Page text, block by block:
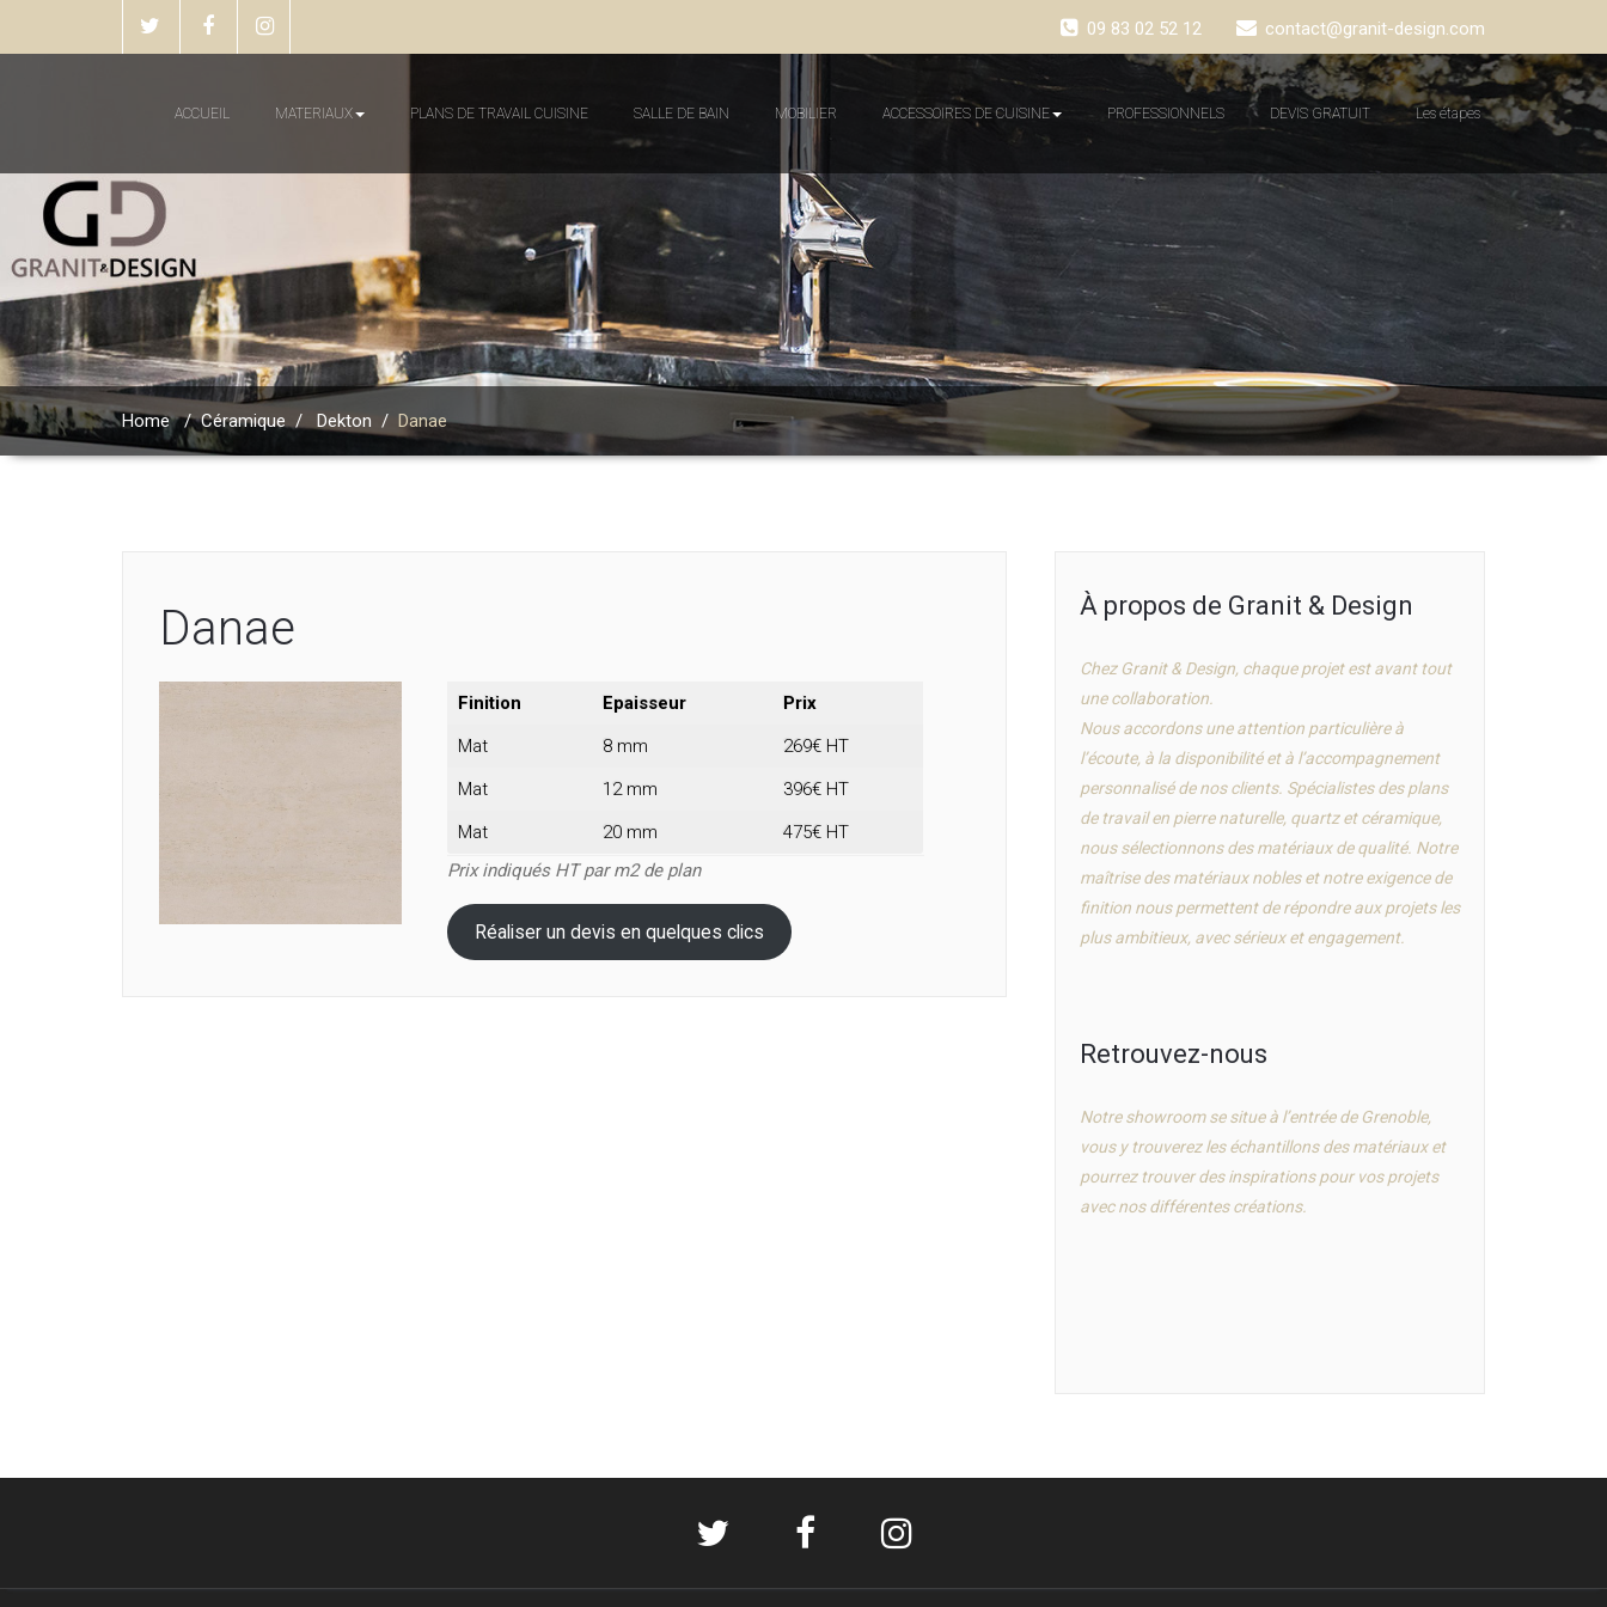
09 83 02 52 12 contact@granit-design.com
ACCUEIL MATERIAUX PLANS DE TRAVAIL CUISINE SALLE DE BAIN MOBILIER ACCESSOIRES DE CUISINE PROFESSIONNELS DEVIS GRATUIT Les étapes
Home/Céramique/ Dekton / Danae
Danae
Finition Epaisseur
Prix
Mat
8 mm
269€ HT
Mat
12 mm
396€ HT
Mat
20 mm
475€ HT
Prix indiqués HT par m2 de plan
Réaliser un devis en quelques clics
À propos de Granit & Design
Chez Granit & Design, chaque projet est avant tout
une collaboration.
Nous accordons une attention particulière à
l’écoute, à la disponibilité et à l’accompagnement
personnalisé de nos clients. Spécialistes des plans
de travail en pierre naturelle, quartz et céramique,
nous sélectionnons des matériaux de qualité. Notre
maîtrise des matériaux nobles et notre exigence de
finition nous permettent de répondre aux projets les
plus ambitieux, avec sérieux et engagement.
Retrouvez-nous
Notre showroom se situe à l’entrée de Grenoble,
vous y trouverez les échantillons des matériaux et
pourrez trouver des inspirations pour vos projets
avec nos différentes créations.